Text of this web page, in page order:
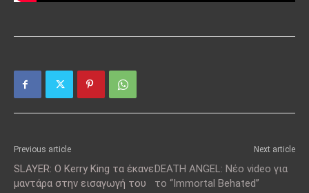
Previous article
SLAYER: O Kerry King τα έκανε
μαντάρα στην εισαγωγή του
Next article
DEATH ANGEL: Νέο video για
το “Immortal Behated”